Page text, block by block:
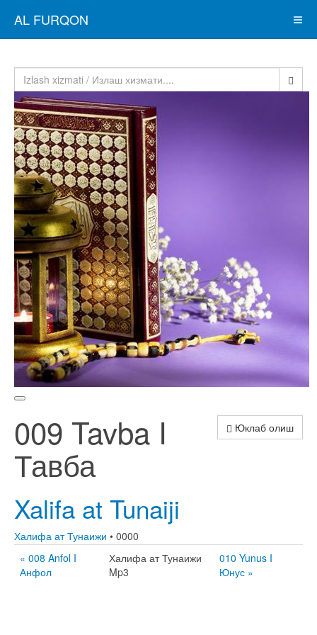
AL FURQON
Юклаб олиш
009 Tavba I
Тавба
Xalifa at Tunaiji
Халифа ат Тунаижи • 0000
« 008 Anfol I
Анфол
Халифа ат Тунаижи
Mp3
010 Yunus I
Юнус »